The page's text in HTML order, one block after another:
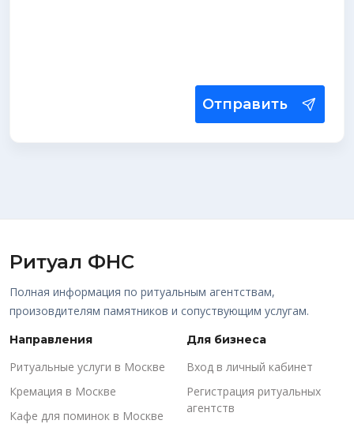
Отправить
Ритуал ФНС
Полная информация по ритуальным агентствам,
произовдителям памятников и сопуствующим услугам.
Направления
Ритуальные услуги в Москве
Кремация в Москве
Кафе для поминок в Москве
Для бизнеса
Вход в личный кабинет
Регистрация ритуальных
агентств